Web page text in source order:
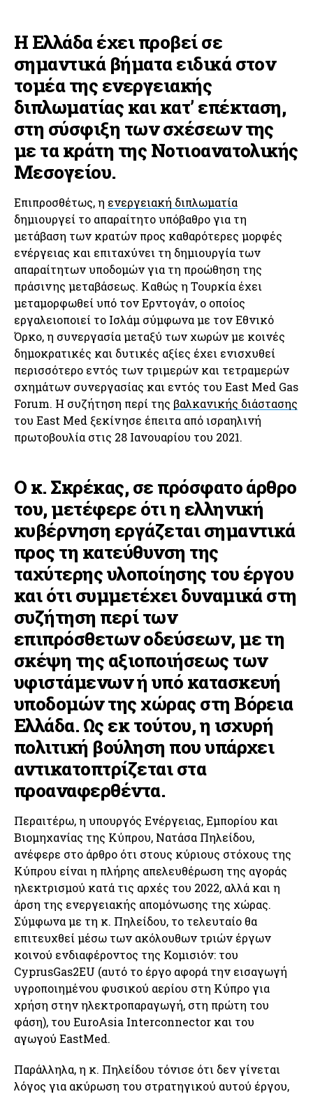
Η Ελλάδα έχει προβεί σε
σημαντικά βήματα ειδικά στον
τομέα της ενεργειακής
διπλωματίας και κατ’ επέκταση,
στη σύσφιξη των σχέσεων της
με τα κράτη της Νοτιοανατολικής
Μεσογείου.
Επιπροσθέτως, η ενεργειακή διπλωματία
δημιουργεί το απαραίτητο υπόβαθρο για τη
μετάβαση των κρατών προς καθαρότερες μορφές
ενέργειας και επιταχύνει τη δημιουργία των
απαραίτητων υποδομών για τη προώθηση της
πράσινης μεταβάσεως. Καθώς η Τουρκία έχει
μεταμορφωθεί υπό τον Ερντογάν, ο οποίος
εργαλειοποιεί το Ισλάμ σύμφωνα με τον Εθνικό
Όρκο, η συνεργασία μεταξύ των χωρών με κοινές
δημοκρατικές και δυτικές αξίες έχει ενισχυθεί
περισσότερο εντός των τριμερών και τετραμερών
σχημάτων συνεργασίας και εντός του East Med Gas
Forum. Η συζήτηση περί της βαλκανικής διάστασης
του East Med ξεκίνησε έπειτα από ισραηλινή
πρωτοβουλία στις 28 Ιανουαρίου του 2021.
Ο κ. Σκρέκας, σε πρόσφατο άρθρο
του, μετέφερε ότι η ελληνική
κυβέρνηση εργάζεται σημαντικά
προς τη κατεύθυνση της
ταχύτερης υλοποίησης του έργου
και ότι συμμετέχει δυναμικά στη
συζήτηση περί των
επιπρόσθετων οδεύσεων, με τη
σκέψη της αξιοποιήσεως των
υφιστάμενων ή υπό κατασκευή
υποδομών της χώρας στη Βόρεια
Ελλάδα. Ως εκ τούτου, η ισχυρή
πολιτική βούληση που υπάρχει
αντικατοπτρίζεται στα
προαναφερθέντα.
Περαιτέρω, η υπουργός Ενέργειας, Εμπορίου και
Βιομηχανίας της Κύπρου, Νατάσα Πηλείδου,
ανέφερε στο άρθρο ότι στους κύριους στόχους της
Κύπρου είναι η πλήρης απελευθέρωση της αγοράς
ηλεκτρισμού κατά τις αρχές του 2022, αλλά και η
άρση της ενεργειακής απομόνωσης της χώρας.
Σύμφωνα με τη κ. Πηλείδου, το τελευταίο θα
επιτευχθεί μέσω των ακόλουθων τριών έργων
κοινού ενδιαφέροντος της Κομισιόν: του
CyprusGas2EU (αυτό το έργο αφορά την εισαγωγή
υγροποιημένου φυσικού αερίου στη Κύπρο για
χρήση στην ηλεκτροπαραγωγή, στη πρώτη του
φάση), του EuroAsia Interconnector και του
αγωγού EastMed.
Παράλληλα, η κ. Πηλείδου τόνισε ότι δεν γίνεται
λόγος για ακύρωση του στρατηγικού αυτού έργου,